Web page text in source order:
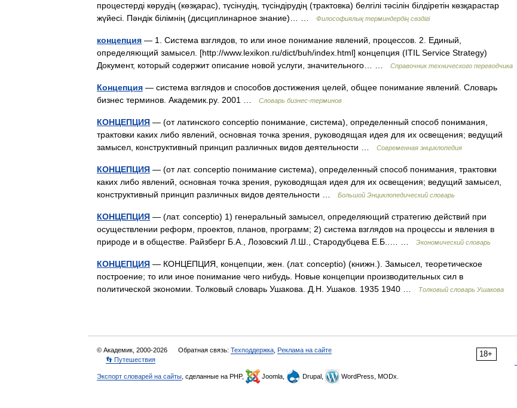
процестерді көрудің (көзқарас), түсінудің, түсіндірудің (трактовка) белгілі тәсілін білдіретін көзқарастар
жүйесі. Пәндік білімнің (дисциплинарное знание)… …
Философиялық терминдердің сөздігі
концепция — 1. Система взглядов, то или иное понимание явлений, процессов. 2. Единый,
определяющий замысел. [http://www.lexikon.ru/dict/buh/index.html] концепция (ITIL Service Strategy)
Документ, который содержит описание новой услуги, значительного… …
Справочник технического переводчика
Концепция — система взглядов и способов достижения целей, общее понимание явлений. Словарь
бизнес терминов. Академик.ру. 2001 …
Словарь бизнес-терминов
КОНЦЕПЦИЯ — (от латинского conceptio понимание, система), определенный способ понимания,
трактовки каких либо явлений, основная точка зрения, руководящая идея для их освещения; ведущий
замысел, конструктивный принцип различных видов деятельности …
Современная энциклопедия
КОНЦЕПЦИЯ — (от лат. conceptio понимание система), определенный способ понимания, трактовки
каких либо явлений, основная точка зрения, руководящая идея для их освещения; ведущий замысел,
конструктивный принцип различных видов деятельности …
Большой Энциклопедический словарь
КОНЦЕПЦИЯ — (лат. conceptio) 1) генеральный замысел, определяющий стратегию действий при
осуществлении реформ, проектов, планов, программ; 2) система взглядов на процессы и явления в
природе и в обществе. Райзберг Б.А., Лозовский Л.Ш., Стародубцева Е.Б..… …
Экономический словарь
КОНЦЕПЦИЯ — КОНЦЕПЦИЯ, концепции, жен. (лат. conceptio) (книжн.). Замысел, теоретическое
построение; то или иное понимание чего нибудь. Новые концепции производительных сил в
политической экономии. Толковый словарь Ушакова. Д.Н. Ушаков. 1935 1940 …
Толковый словарь Ушакова
18+
© Академик, 2000-2026 Обратная связь: Техподдержка Реклама на сайте
👣 Путешествия
Экспорт словарей на сайты , сделанные на PHP, Joomla, Drupal, WordPress, MODx.